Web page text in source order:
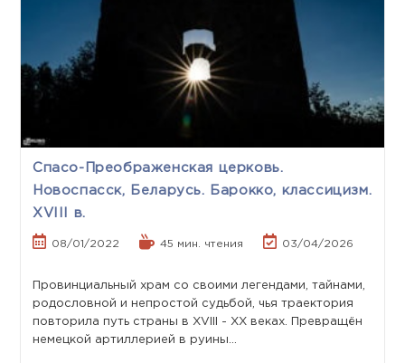
Спасо-Преображенская церковь.
Новоспасск, Беларусь. Барокко, классицизм.
XVIII в.
08/01/2022 45 мин. чтения 03/04/2026
Провинциальный храм со своими легендами, тайнами,
родословной и непростой судьбой, чья траектория
повторила путь страны в XVIII - XX веках. Превращён
немецкой артиллерией в руины…